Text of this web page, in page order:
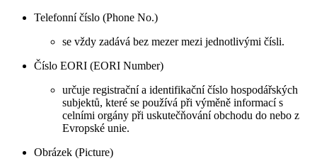
Telefonní číslo (Phone No.)
se vždy zadává bez mezer mezi jednotlivými čísli.
Číslo EORI (EORI Number)
určuje registrační a identifikační číslo hospodářských
subjektů, které se používá při výměně informací s
celními orgány při uskutečňování obchodu do nebo z
Evropské unie.
Obrázek (Picture)